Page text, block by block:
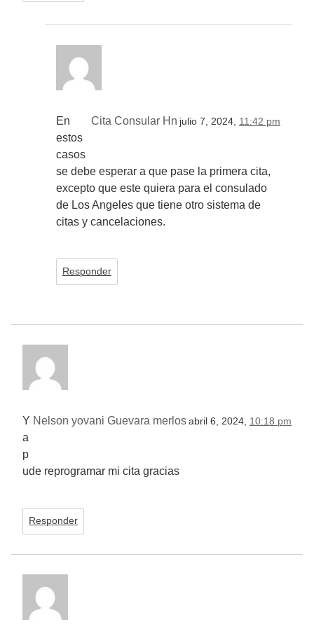
Cita Consular Hn julio 7, 2024, 11:42 pm
En
estos
casos
se debe esperar a que pase la primera cita,
excepto que este quiera para el consulado
de Los Angeles que tiene otro sistema de
citas y cancelaciones.
Responder
Nelson yovani Guevara merlos abril 6, 2024, 10:18 pm
Y
a
p
ude reprogramar mi cita gracias
Responder